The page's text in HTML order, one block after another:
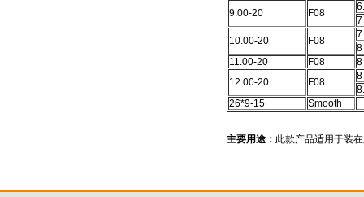
9.00-20
F08
7
10.00-20
F08
8
11.00-20
F08
8
12.00-20
F08
8
26*9-15
Smooth
主要用途： 此款产品适用于装